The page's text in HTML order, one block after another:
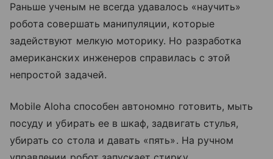
Раньше ученым не всегда удавалось «научить»
робота совершать манипуляции, которые
задействуют мелкую моторику. Но разработка
американских инженеров справилась с этой
непростой задачей.
Mobile Aloha способен автономно готовить, мыть
посуду и убирать ее в шкаф, задвигать стулья,
убирать со стола и давать «пять». На ручном